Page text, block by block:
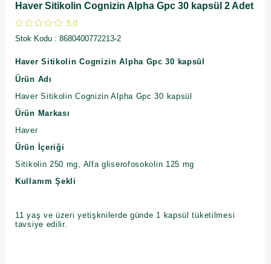
Haver Sitikolin Cognizin Alpha Gpc 30 kapsül 2 Adet
5.0
Stok Kodu
8680400772213-2
Haver Sitikolin Cognizin Alpha Gpc 30 kapsül
Ürün Adı
Haver Sitikolin Cognizin Alpha Gpc 30 kapsül
Ürün Markası
Haver
Ürün İçeriği
Sitikolin 250 mg, Alfa gliserofosokolin 125 mg
Kullanım Şekli
11 yaş ve üzeri yetişknilerde günde 1 kapsül tüketilmesi
tavsiye edilir.